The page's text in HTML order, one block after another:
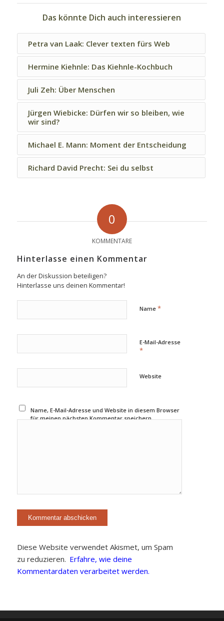
Das könnte Dich auch interessieren
Petra van Laak: Clever texten fürs Web
Hermine Kiehnle: Das Kiehnle-Kochbuch
Juli Zeh: Über Menschen
Jürgen Wiebicke: Dürfen wir so bleiben, wie
wir sind?
Michael E. Mann: Moment der Entscheidung
Richard David Precht: Sei du selbst
0
KOMMENTARE
Hinterlasse einen Kommentar
An der Diskussion beteiligen?
Hinterlasse uns deinen Kommentar!
Name *
E-Mail-Adresse
*
Website
Name, E-Mail-Adresse und Website in diesem Browser
für meinen nächsten Kommentar speichern.
Diese Website verwendet Akismet, um Spam
zu reduzieren. Erfahre, wie deine
Kommentardaten verarbeitet werden.